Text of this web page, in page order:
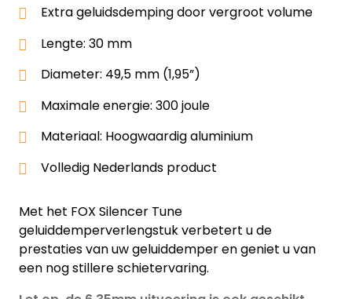
Extra geluidsdemping door vergroot volume
Lengte: 30 mm
Diameter: 49,5 mm (1,95”)
Maximale energie: 300 joule
Materiaal: Hoogwaardig aluminium
Volledig Nederlands product
Met het FOX Silencer Tune
geluiddemperverlengstuk verbetert u de
prestaties van uw geluiddemper en geniet u van
een nog stillere schietervaring.